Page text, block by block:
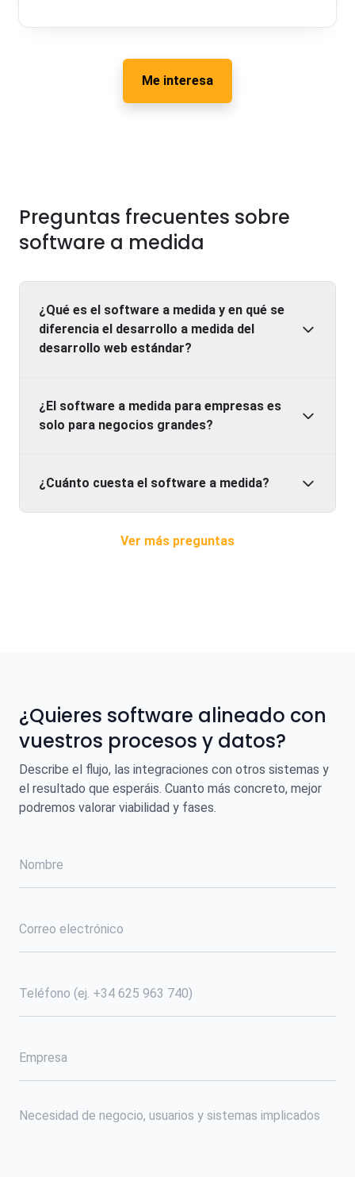
Me interesa
Preguntas frecuentes sobre
software a medida
¿Qué es el software a medida y en qué se
diferencia el desarrollo a medida del
desarrollo web estándar?
¿El software a medida para empresas es
solo para negocios grandes?
¿Cuánto cuesta el software a medida?
Ver más preguntas
¿Quieres software alineado con
vuestros procesos y datos?
Describe el flujo, las integraciones con otros sistemas y
el resultado que esperáis. Cuanto más concreto, mejor
podremos valorar viabilidad y fases.